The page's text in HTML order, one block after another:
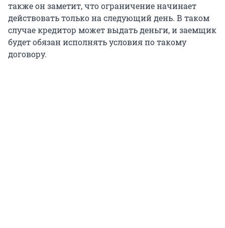
также он заметит, что ограничение начинает
действовать только на следующий день. В таком
случае кредитор может выдать деньги, и заемщик
будет обязан исполнять условия по такому
договору.